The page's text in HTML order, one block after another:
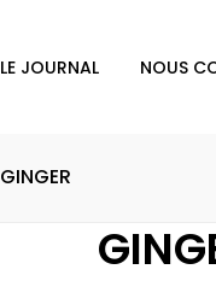
LE JOURNAL NOUS
GINGER